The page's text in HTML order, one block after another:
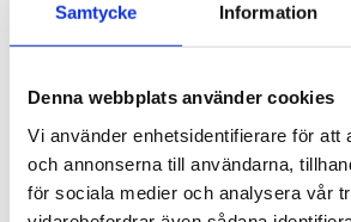
Samtycke Information
Denna webbplats använder cookies
Vi använder enhetsidentifierare för att
och annonserna till användarna,
för sociala medier och analysera vår
Stockholm